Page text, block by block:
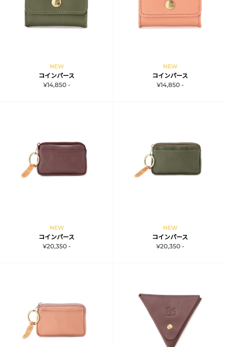
NEW
コインパース
¥14,850 -
NEW
コインパース
¥14,850 -
NEW
コインパース
¥20,350 -
NEW
コインパース
¥20,350 -